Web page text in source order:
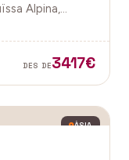
Alpina,
DES DE3417€
ÀSIA